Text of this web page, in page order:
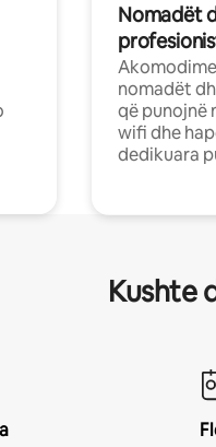
Nomadët
nomadët
që punojnë
wifi dhe
dedikuara
Kushte